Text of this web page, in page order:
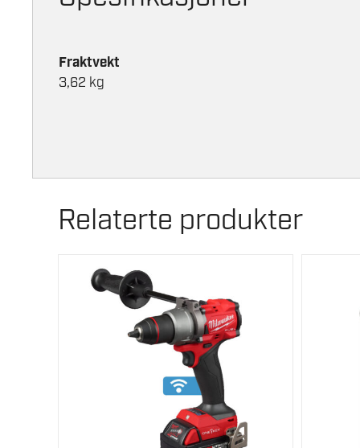
Fraktvekt
3,62 kg
Relaterte produkter